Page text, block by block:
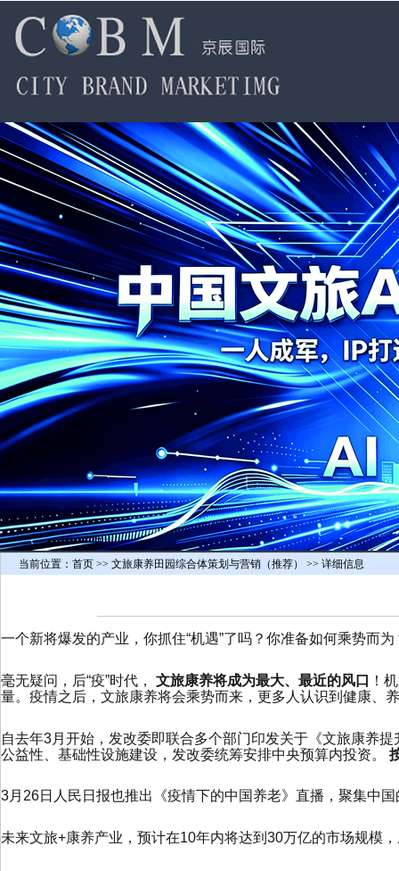
当前位置： 首页 >> 文旅康养田园综合体策划与营销（推荐） >> 详细信息
一个新将爆发的产业，你抓住“机遇”了吗？你准备如何乘势而为
毫无疑问，后“疫”时代， 文旅康养将成为最大、最近的风口
！
量。疫情之后，文旅康养将会乘势而来，更多人认识到健康、
自去年3月开始，发改委即联合多个部门印发关于《文旅康养
公益性、基础性设施建设，发改委统筹安排中央预算内投资。
3月26日人民日报也推出《疫情下的中国养老》直播，聚集中
未来文旅+康养产业，预计在10年内将达到30万亿的市场规模